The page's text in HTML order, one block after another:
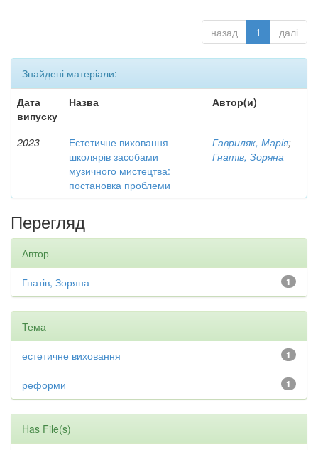
назад 1 далі
Знайдені матеріали:
Дата
випуску
Назва Автор(и)
2023
Естетичне виховання
школярів засобами
музичного мистецтва:
постановка проблеми
Гавриляк, Марія;
Гнатів, Зоряна
Перегляд
Автор
1
Гнатів, Зоряна
Тема
1
естетичне виховання
1
реформи
Has File(s)